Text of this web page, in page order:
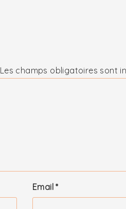
Les champs obligatoires sont
Email*